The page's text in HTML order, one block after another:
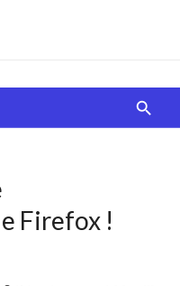
de chocolats… On
va tomber !
Firefox !